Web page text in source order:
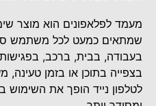
מעמד לפלאפונים הוא מוצר
שמתאים כמעט לכל משתמש
בעבודה, בבית, ברכב,
בצפייה בתוכן או בזמן טעינה,
לטלפון נייד הופך את השימוש